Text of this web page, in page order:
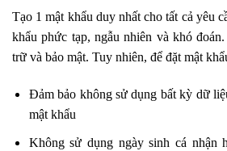
Tạo 1 mật khẩu duy nhất cho tất cả yêu
khẩu phức tạp, ngẫu nhiên và khó
trữ và bảo mật. Tuy nhiên, để đặt mật
Đảm bảo không sử dụng bất kỳ dữ
mật khẩu
Không sử dụng ngày sinh cá nhận